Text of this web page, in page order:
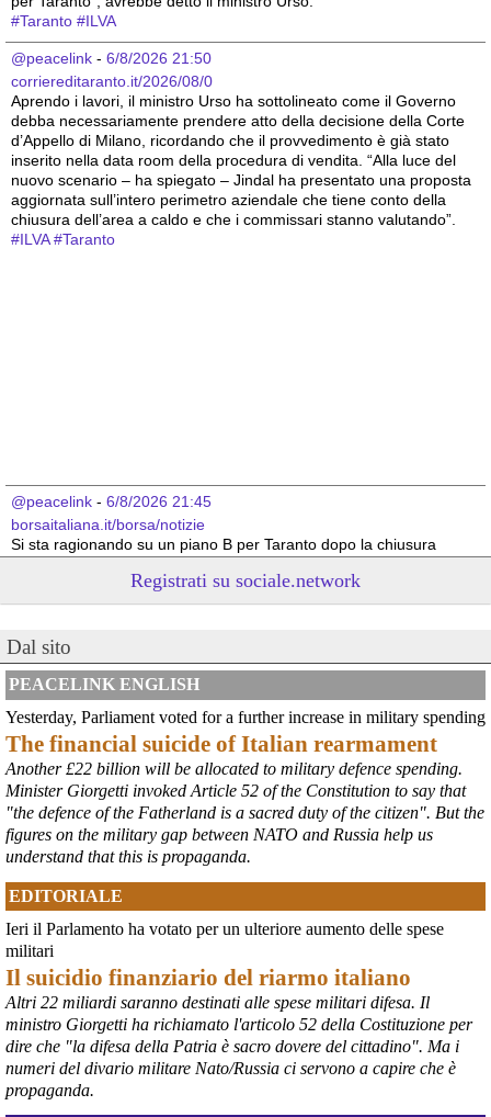
#Taranto #ILVA
@peacelink - 6/8/2026 21:50
corriereditaranto.it/2026/08/0
Aprendo i lavori, il ministro Urso ha sottolineato come il Governo
debba necessariamente prendere atto della decisione della Corte
d’Appello di Milano, ricordando che il provvedimento è già stato
inserito nella data room della procedura di vendita. “Alla luce del
nuovo scenario – ha spiegato – Jindal ha presentato una proposta
aggiornata sull’intero perimetro aziendale che tiene conto della
chiusura dell’area a caldo e che i commissari stanno valutando”.
#ILVA #Taranto
@peacelink - 6/8/2026 21:45
borsaitaliana.it/borsa/notizie
Si sta ragionando su un piano B per Taranto dopo la chiusura
cronachetarantine.it/index.php
il Governo ha manifestato l’intenzione di predisporre un
provvedimento straordinario per attenuare le conseguenze
economiche e sociali della prevista fermata dell’area a caldo e ha
chiesto alle rappresentanze del territorio di formulare proposte
concrete per definirne i contenuti. Casartigiani valuta positivamente
questa disponibilità.
#ILVA Taranto
@peacelink - 6/8/2026 21:36
giornalerossoblu.it/ex-ilva-sc
Nel tavolo convocato al Ministero delle Imprese e del Made in Italy,
Registrati su sociale.network
Dal sito
PEACELINK ENGLISH
Yesterday, Parliament voted for a further increase in military spending
The financial suicide of Italian rearmament
Another £22 billion will be allocated to military defence spending.
Minister Giorgetti invoked Article 52 of the Constitution to say that
"the defence of the Fatherland is a sacred duty of the citizen". But the
figures on the military gap between NATO and Russia help us
understand that this is propaganda.
EDITORIALE
Ieri il Parlamento ha votato per un ulteriore aumento delle spese
militari
Il suicidio finanziario del riarmo italiano
Altri 22 miliardi saranno destinati alle spese militari difesa. Il
ministro Giorgetti ha richiamato l'articolo 52 della Costituzione per
dire che "la difesa della Patria è sacro dovere del cittadino". Ma i
numeri del divario militare Nato/Russia ci servono a capire che è
propaganda.